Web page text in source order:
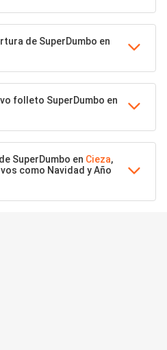
de SuperDumbo en
folleto SuperDumbo en
SuperDumbo en Cieza,
como Navidad y Año